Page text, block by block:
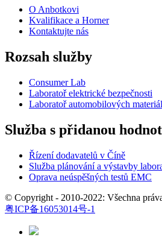
O Anbotkovi
Kvalifikace a Horner
Kontaktujte nás
Rozsah služby
Consumer Lab
Laboratoř elektrické bezpečnosti
Laboratoř automobilových
Služba s přidanou
Řízení dodavatelů v Číně
Služba plánování a výstavby
Oprava neúspěšných testů EMC
© Copyright - 2010-2022: Všechna
粤ICP备16053014号-1